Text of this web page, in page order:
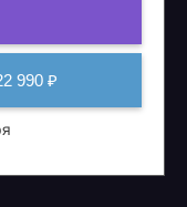
990 ₽